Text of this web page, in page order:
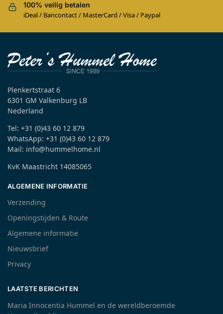
100% veilig betalen
iDeal / Bancontact / MasterCard / Visa / Paypal
Plenkertstraat 6
6301 GM Valkenburg LB
Nederland
Tel: +31 (0)43 60 12 879
WhatsApp: +31 (0)43 60 12 879
Mail: info@hummelhome.nl
KvK Maastricht 14085065
ALGEMENE INFORMATIE
Verzending
Openingstijden & Route
Algemene informatie
Nieuwsbrief
Privacy
LAATSTE BERICHTEN
Maria Innocentia Hummel en de wereldberoemde